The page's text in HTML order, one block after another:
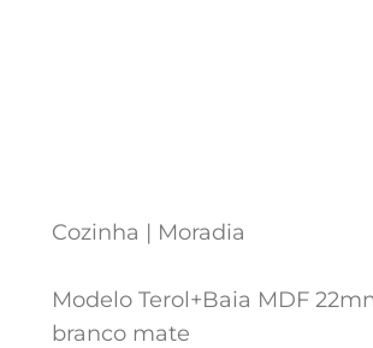
Cozinha | Moradia
Modelo Terol+Baia MDF
branco mate